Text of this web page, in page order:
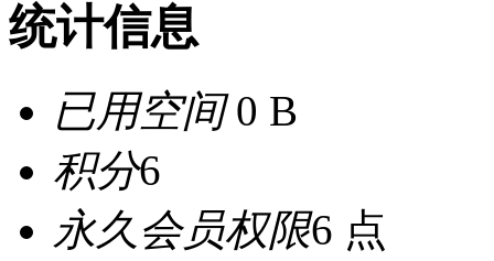
统计信息
已用空间0 B
积分6
永久会员权限6 点